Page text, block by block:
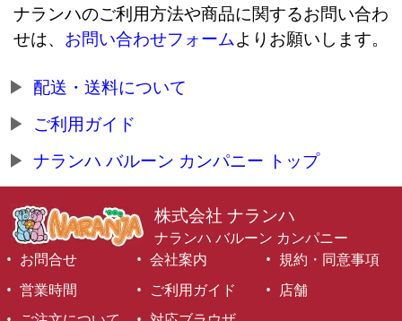
ナランハのご利用方法や商品に関するお問い合わ
せは、 お問い合わせフォームよりお願いします。
配送・送料について
ご利用ガイド
ナランハ バルーン カンパニー トップ
株式会社 ナランハ
ナランハ バルーン カンパニー
お問合せ
会社案内
規約・同意事項
営業時間
ご利用ガイド
店舗